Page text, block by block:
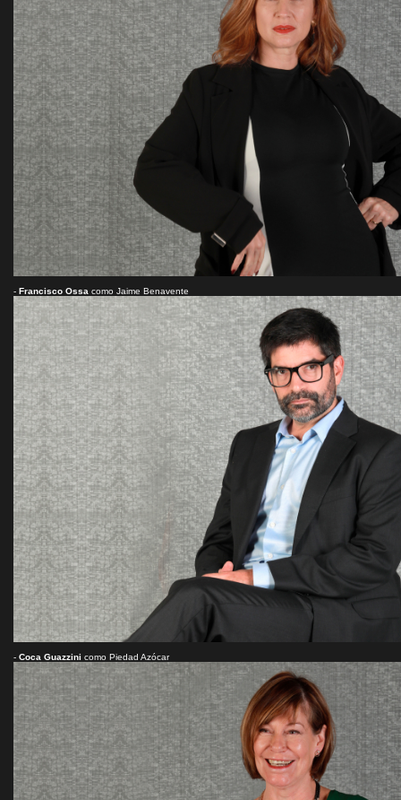
- Francisco Ossa como Jaime Benavente
- Coca Guazzini como Piedad Azócar